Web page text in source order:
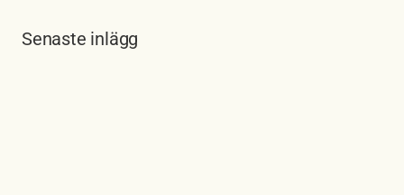
Senaste inlägg